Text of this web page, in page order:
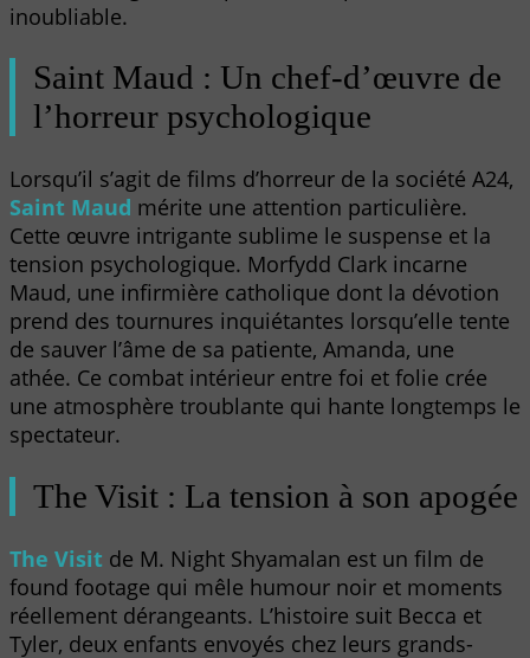
inoubliable.
Saint Maud : Un chef-d’œuvre de
l’horreur psychologique
Lorsqu’il s’agit de films d’horreur de la société A24,
Saint Maud mérite une attention particulière.
Cette œuvre intrigante sublime le suspense et la
tension psychologique. Morfydd Clark incarne
Maud, une infirmière catholique dont la dévotion
prend des tournures inquiétantes lorsqu’elle tente
de sauver l’âme de sa patiente, Amanda, une
athée. Ce combat intérieur entre foi et folie crée
une atmosphère troublante qui hante longtemps le
spectateur.
The Visit : La tension à son apogée
The Visit de M. Night Shyamalan est un film de
found footage qui mêle humour noir et moments
réellement dérangeants. L’histoire suit Becca et
Tyler, deux enfants envoyés chez leurs grands-